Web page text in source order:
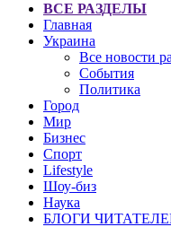
ВСЕ РАЗДЕЛЫ
Главная
Украина
Все новости
События
Политика
Город
Мир
Бизнес
Спорт
Lifestyle
Шоу-биз
Наука
БЛОГИ